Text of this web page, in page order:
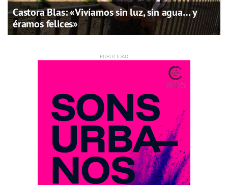
Castora Blas: «Vivíamos sin luz, sin agua… y
éramos felices»